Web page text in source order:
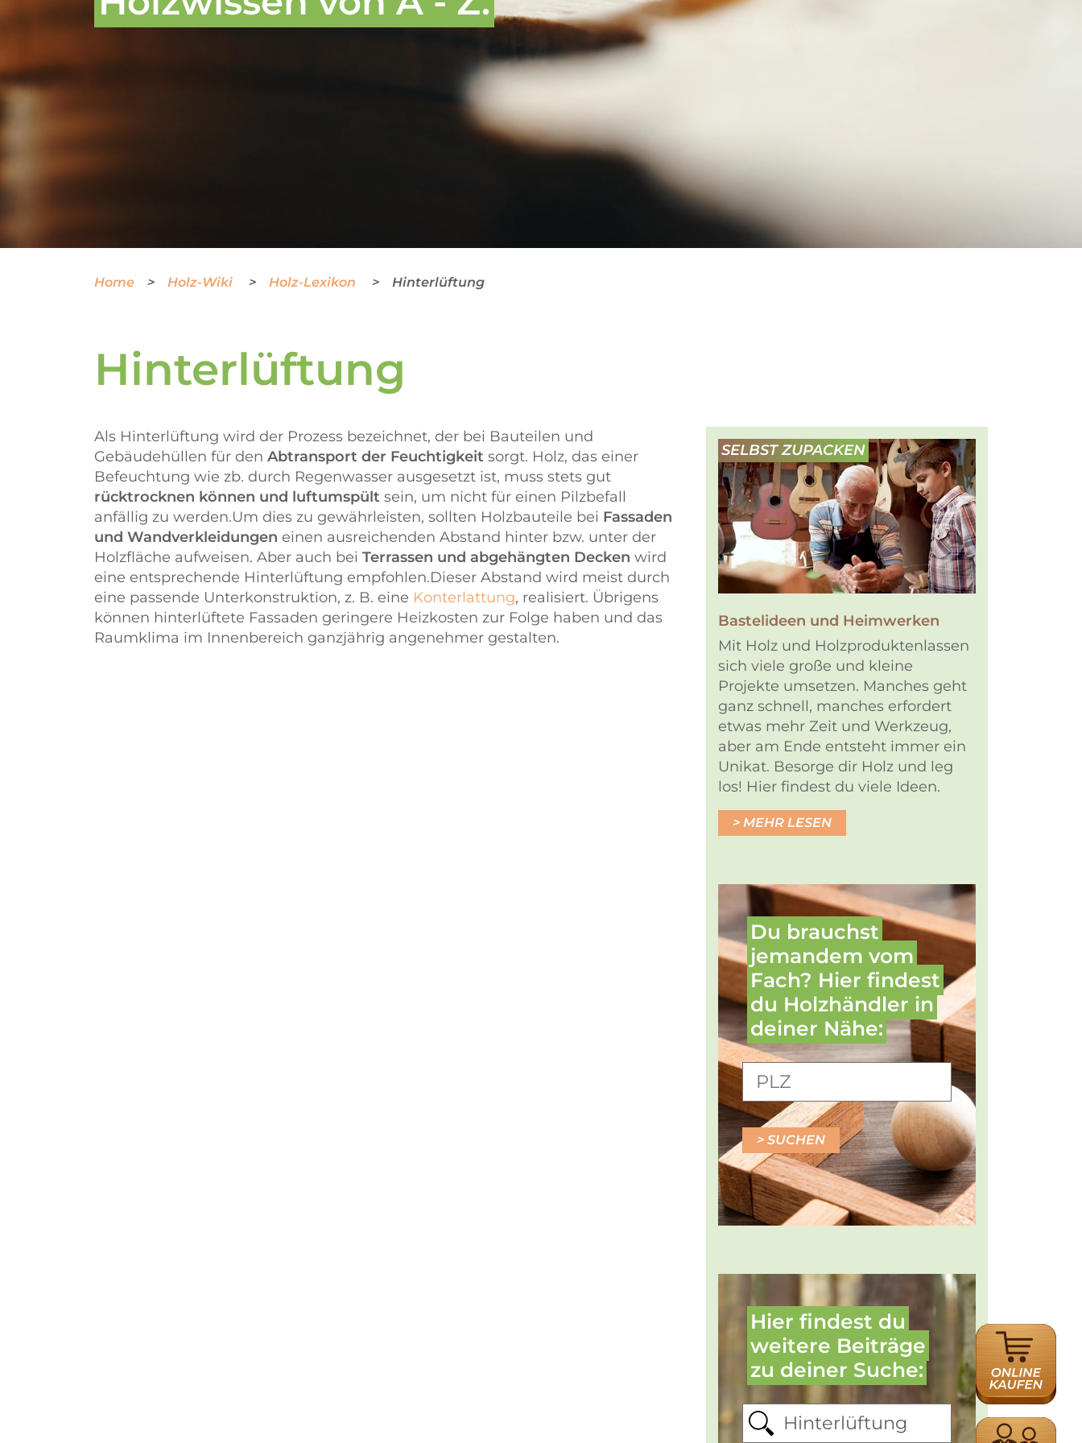
Home Holz-Wiki Holz-Lexikon Hinterlüftung
Hinterlüftung
Als Hinterlüftung wird der Prozess bezeichnet, der bei Bauteilen und
Gebäudehüllen für den Abtransport der Feuchtigkeit sorgt. Holz, das einer
Befeuchtung wie zb. durch Regenwasser ausgesetzt ist, muss stets gut
rücktrocknen können und luftumspült sein, um nicht für einen Pilzbefall
anfällig zu werden.Um dies zu gewährleisten, sollten Holzbauteile bei Fassaden
und Wandverkleidungen einen ausreichenden Abstand hinter bzw. unter der
Holzfläche aufweisen. Aber auch bei Terrassen und abgehängten Decken wird
eine entsprechende Hinterlüftung empfohlen.Dieser Abstand wird meist durch
eine passende Unterkonstruktion, z. B. eine Konterlattung, realisiert. Übrigens
können hinterlüftete Fassaden geringere Heizkosten zur Folge haben und das
Raumklima im Innenbereich ganzjährig angenehmer gestalten.
SELBST ZUPACKEN
Bastelideen und Heimwerken
Mit Holz und Holzproduktenlassen
sich viele große und kleine
Projekte umsetzen. Manches geht
ganz schnell, manches erfordert
etwas mehr Zeit und Werkzeug,
aber am Ende entsteht immer ein
Unikat. Besorge dir Holz und leg
los! Hier findest du viele Ideen.
MEHR LESEN
Du brauchst
jemandem vom
Fach? Hier findest
du Holz­händler in
deiner Nähe:
SUCHEN
Hier findest du
weitere Beiträge
zu deiner Suche:
ONLINE